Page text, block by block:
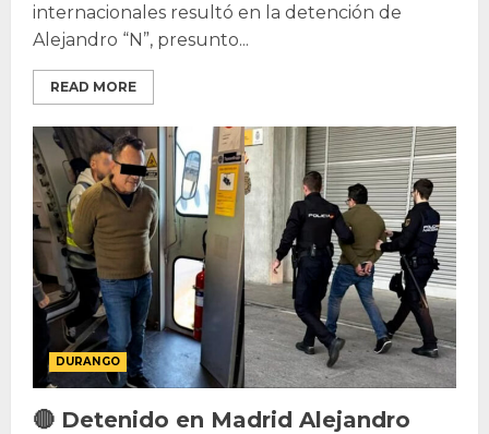
internacionales resultó en la detención de
Alejandro “N”, presunto...
READ MORE
DURANGO
🔴 Detenido en Madrid Alejandro